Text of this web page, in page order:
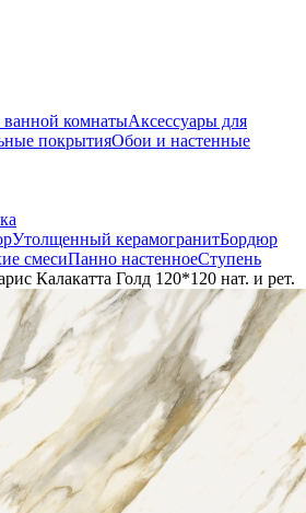
ванной комнатыАксессуары для
покрытияОбои и настенные
Утолщенный керамогранитБордюр
смесиПанно настенноеСтупень
Калакатта Голд 120*120 нат. и рет.